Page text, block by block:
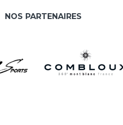
NOS PARTENAIRES